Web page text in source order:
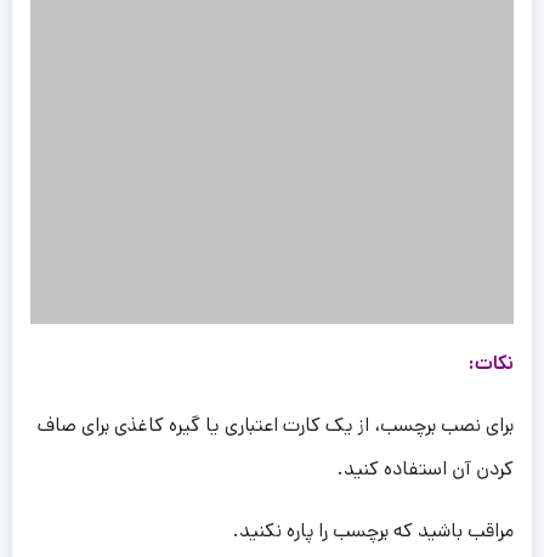
نکات:
برای نصب برچسب، از یک کارت اعتباری یا گیره کاغذی برای صاف
کردن آن استفاده کنید.
مراقب باشید که برچسب را پاره نکنید.